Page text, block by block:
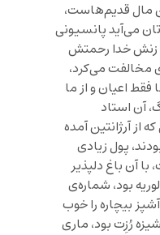
مال قدیم‌هاست،
می‌آید پانسیونی
زنش خدا رحمتش
مخالفت می‌کرد،
فقط اعیان و از ما
آن استاد
آرژانتین آمده
پول زیادی
آن باغ دلپذیر
بود، شماره‌ی
بیچاره را خوب
رُزِت بود، ماری